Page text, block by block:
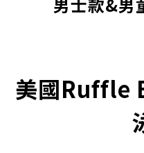
美國Ruffle